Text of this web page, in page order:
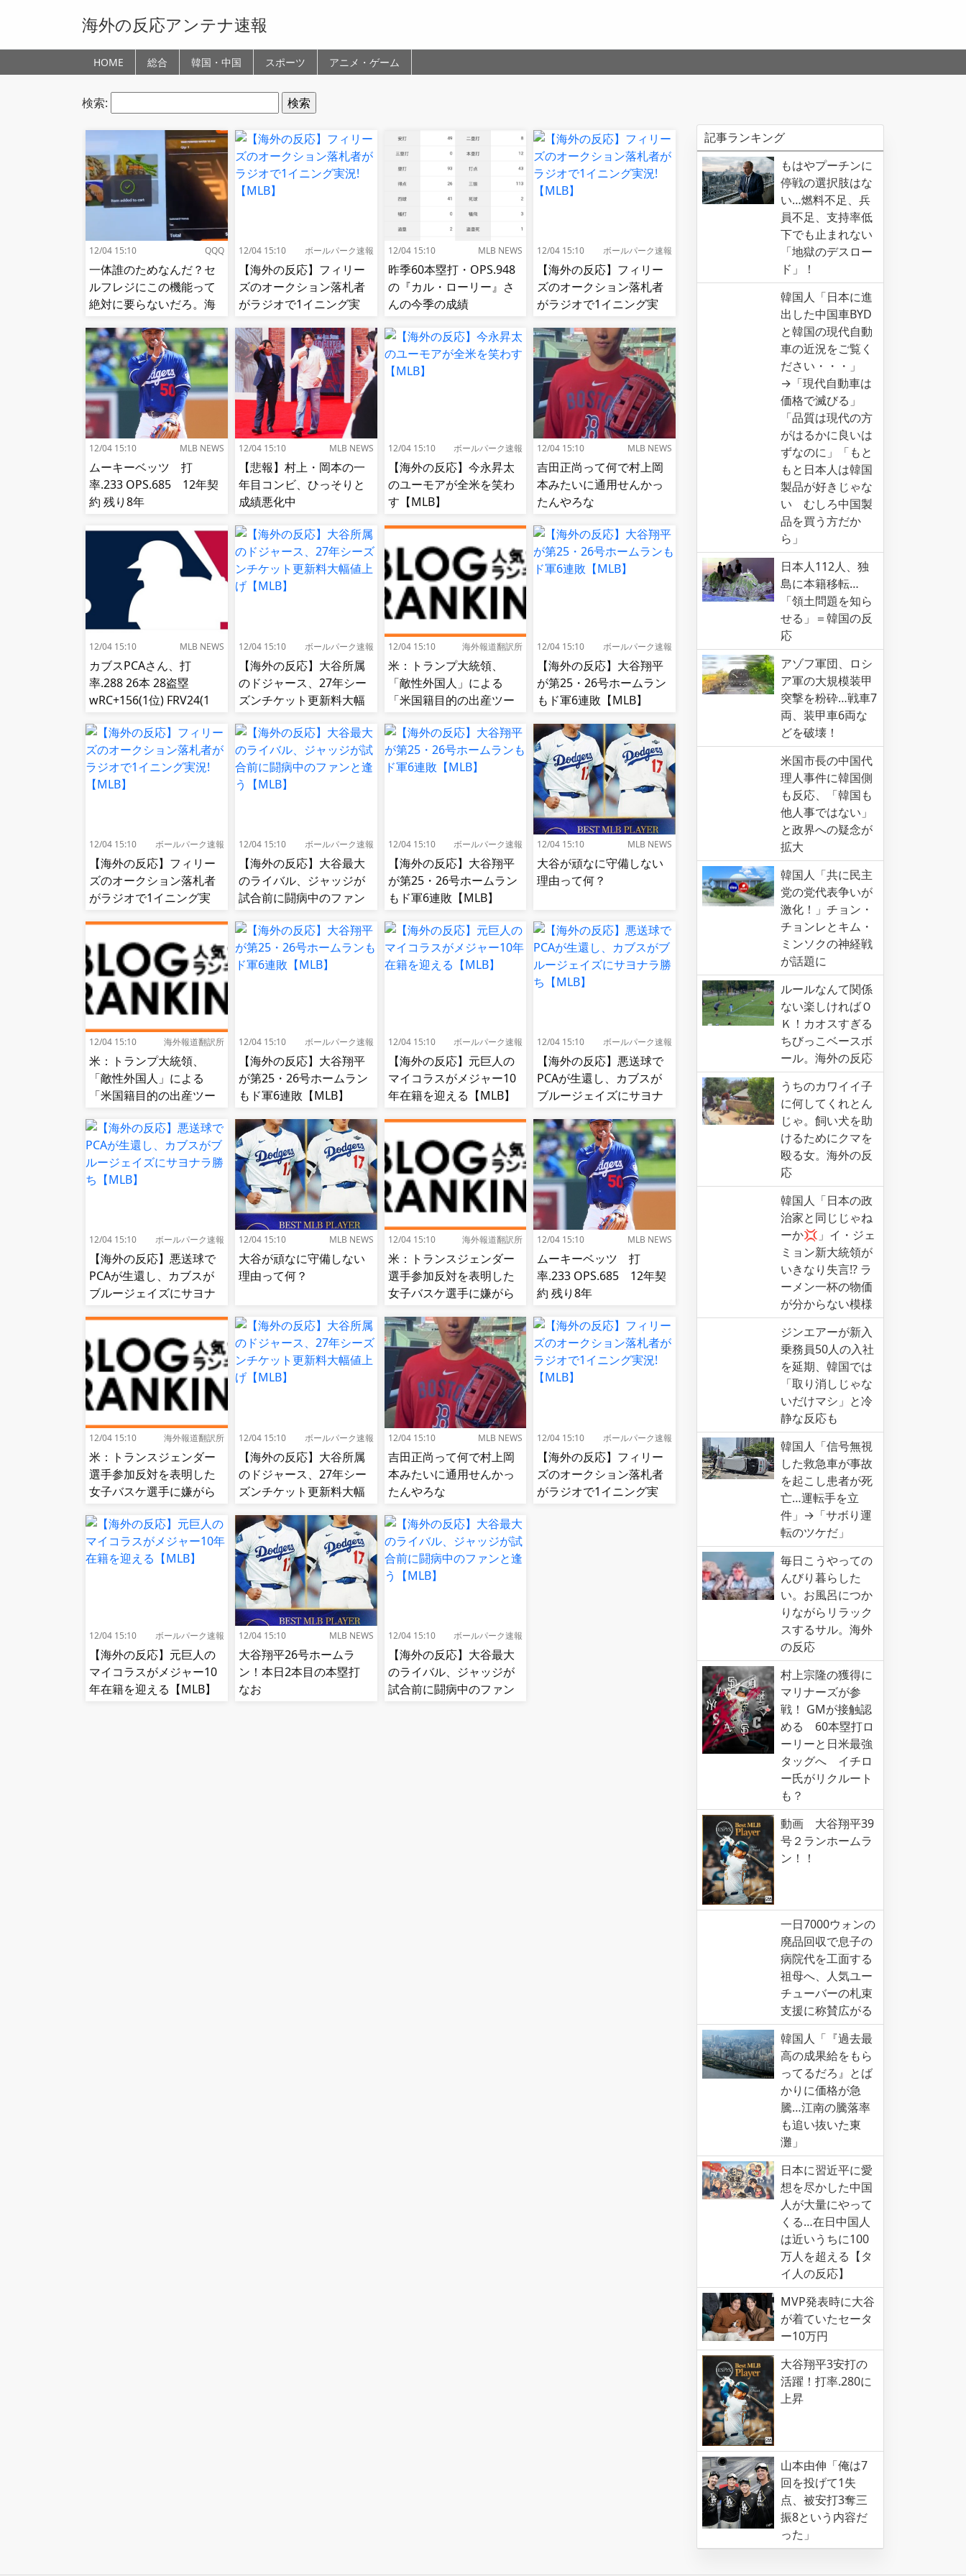
海外の反応アンテナ速報
HOME 総合 韓国・中国 スポーツ アニメ・ゲーム
検索:
12/04 15:10 QQQ
一体誰のためなんだ？セ
ルフレジにこの機能って
絶対に要らないだろ。海
12/04 15:10 ボールパーク速報
【海外の反応】フィリー
ズのオークション落札者
がラジオで1イニング実
12/04 15:10 MLB NEWS
昨季60本塁打・OPS.948
の『カル・ローリー』さ
んの今季の成績
12/04 15:10 ボールパーク速報
【海外の反応】フィリー
ズのオークション落札者
がラジオで1イニング実
12/04 15:10 MLB NEWS
ムーキーベッツ 打
率.233 OPS.685 12年契
約 残り8年
12/04 15:10 MLB NEWS
【悲報】村上・岡本の一
年目コンビ、ひっそりと
成績悪化中
12/04 15:10 ボールパーク速報
【海外の反応】今永昇太
のユーモアが全米を笑わ
す【MLB】
12/04 15:10 MLB NEWS
吉田正尚って何で村上岡
本みたいに通用せんかっ
たんやろな
12/04 15:10 MLB NEWS
カブスPCAさん、打
率.288 26本 28盗塁
wRC+156(1位) FRV24(1
12/04 15:10 ボールパーク速報
【海外の反応】大谷所属
のドジャース、27年シー
ズンチケット更新料大幅
12/04 15:10 海外報道翻訳所
米：トランプ大統領、
「敵性外国人」による
「米国籍目的の出産ツー
寄生侵略防止へ[海外の反
応]
12/04 15:10 ボールパーク速報
【海外の反応】大谷翔平
が第25・26号ホームラン
もド軍6連敗【MLB】
12/04 15:10 ボールパーク速報
【海外の反応】フィリー
ズのオークション落札者
がラジオで1イニング実
12/04 15:10 ボールパーク速報
【海外の反応】大谷最大
のライバル、ジャッジが
試合前に闘病中のファン
12/04 15:10 ボールパーク速報
【海外の反応】大谷翔平
が第25・26号ホームラン
もド軍6連敗【MLB】
12/04 15:10 MLB NEWS
大谷が頑なに守備しない
理由って何？
12/04 15:10 海外報道翻訳所
米：トランプ大統領、
「敵性外国人」による
「米国籍目的の出産ツー
寄生侵略防止へ[海外の反
応]
12/04 15:10 ボールパーク速報
【海外の反応】大谷翔平
が第25・26号ホームラン
もド軍6連敗【MLB】
12/04 15:10 ボールパーク速報
【海外の反応】元巨人の
マイコラスがメジャー10
年在籍を迎える【MLB】
12/04 15:10 ボールパーク速報
【海外の反応】悪送球で
PCAが生還し、カブスが
ブルージェイズにサヨナ
12/04 15:10 ボールパーク速報
【海外の反応】悪送球で
PCAが生還し、カブスが
ブルージェイズにサヨナ
12/04 15:10 MLB NEWS
大谷が頑なに守備しない
理由って何？
12/04 15:10 海外報道翻訳所
米：トランスジェンダー
選手参加反対を表明した
女子バスケ選手に嫌がら
（？）肘鉄を顔面に食ら
う[海外の反応]
12/04 15:10 MLB NEWS
ムーキーベッツ 打
率.233 OPS.685 12年契
約 残り8年
12/04 15:10 海外報道翻訳所
米：トランスジェンダー
選手参加反対を表明した
女子バスケ選手に嫌がら
（？）肘鉄を顔面に食ら
う[海外の反応]
12/04 15:10 ボールパーク速報
【海外の反応】大谷所属
のドジャース、27年シー
ズンチケット更新料大幅
12/04 15:10 MLB NEWS
吉田正尚って何で村上岡
本みたいに通用せんかっ
たんやろな
12/04 15:10 ボールパーク速報
【海外の反応】フィリー
ズのオークション落札者
がラジオで1イニング実
12/04 15:10 ボールパーク速報
【海外の反応】元巨人の
マイコラスがメジャー10
年在籍を迎える【MLB】
12/04 15:10 MLB NEWS
大谷翔平26号ホームラ
ン！本日2本目の本塁打
なお
12/04 15:10 ボールパーク速報
【海外の反応】大谷最大
のライバル、ジャッジが
試合前に闘病中のファン
記事ランキング
もはやプーチンに
停戦の選択肢はな
い…燃料不足、兵
員不足、支持率低
下でも止まれない
「地獄のデスロー
ド」！
韓国人「日本に進
出した中国車BYD
と韓国の現代自動
車の近況をご覧く
ださい・・・」
→「現代自動車は
価格で滅びる」
「品質は現代の方
がはるかに良いは
ずなのに」「もと
もと日本人は韓国
製品が好きじゃな
い むしろ中国製
品を買う方だか
ら」
日本人112人、独
島に本籍移転…
「領土問題を知ら
せる」＝韓国の反
応
アゾフ軍団、ロシ
ア軍の大規模装甲
突撃を粉砕…戦車7
両、装甲車6両な
どを破壊！
米国市長の中国代
理人事件に韓国側
も反応、「韓国も
他人事ではない」
と政界への疑念が
拡大
韓国人「共に民主
党の党代表争いが
激化！」チョン・
チョンレとキム・
ミンソクの神経戦
が話題に
ルールなんて関係
ない楽しければＯ
Ｋ！カオスすぎる
ちびっこベースボ
ール。海外の反応
うちのカワイイ子
に何してくれとん
じゃ。飼い犬を助
けるためにクマを
殴る女。海外の反
応
韓国人「日本の政
治家と同じじゃね
ーか💢」イ・ジェ
ミョン新大統領が
いきなり失言!? ラ
ーメン一杯の物価
が分からない模様
ジンエアーが新入
乗務員50人の入社
を延期、韓国では
「取り消しじゃな
いだけマシ」と冷
静な反応も
韓国人「信号無視
した救急車が事故
を起こし患者が死
亡…運転手を立
件」→「サボり運
転のツケだ」
毎日こうやっての
んびり暮らした
い。お風呂につか
りながらリラック
スするサル。海外
の反応
村上宗隆の獲得に
マリナーズが参
戦！ GMが接触認
める 60本塁打ロ
ーリーと日米最強
タッグへ イチロ
ー氏がリクルート
も？
動画 大谷翔平39
号２ランホームラ
ン！！
一日7000ウォンの
廃品回収で息子の
病院代を工面する
祖母へ、人気ユー
チューバーの札束
支援に称賛広がる
韓国人「『過去最
高の成果給をもら
ってるだろ』とば
かりに価格が急
騰…江南の騰落率
も追い抜いた東
灘」
日本に習近平に愛
想を尽かした中国
人が大量にやって
くる…在日中国人
は近いうちに100
万人を超える【タ
イ人の反応】
MVP発表時に大谷
が着ていたセータ
ー10万円
大谷翔平3安打の
活躍！打率.280に
上昇
山本由伸「俺は7
回を投げて1失
点、被安打3奪三
振8という内容だ
った」